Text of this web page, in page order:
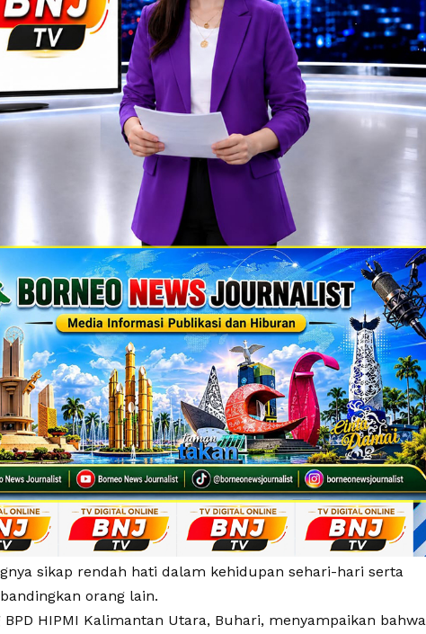
sikap rendah hati dalam kehidupan sehari-hari serta
orang lain.
HIPMI Kalimantan Utara, Buhari, menyampaikan bahwa